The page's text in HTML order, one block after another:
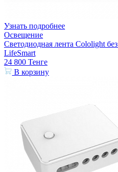
Узнать подробнее
Освещение
Светодиодная лента Cololight
LifeSmart
24 800 Тенге
В корзину